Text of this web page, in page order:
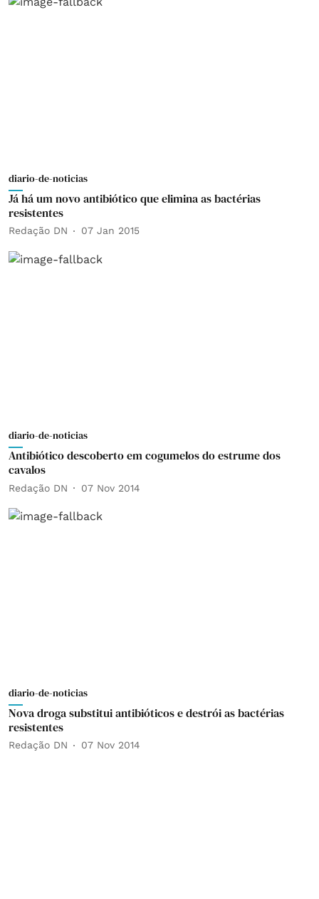
diario-de-noticias
Já há um novo antibiótico que elimina as bactérias
resistentes
Redação DN 07 Jan 2015
diario-de-noticias
Antibiótico descoberto em cogumelos do estrume dos
cavalos
Redação DN 07 Nov 2014
diario-de-noticias
Nova droga substitui antibióticos e destrói as bactérias
resistentes
Redação DN 07 Nov 2014